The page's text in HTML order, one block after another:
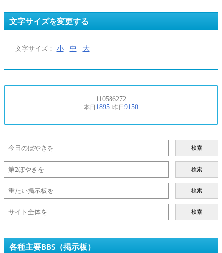
文字サイズを変更する
文字サイズ： 小 中 大
検索
検索
検索
検索
各種主要BBS（掲示板）